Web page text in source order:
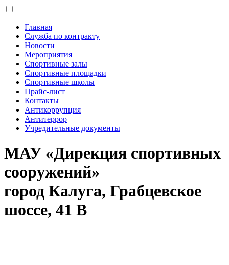
Главная
Служба по контракту
Новости
Мероприятия
Спортивные залы
Спортивные площадки
Спортивные школы
Прайс-лист
Контакты
Антикоррупция
Антитеррор
Учредительные документы
МАУ «Дирекция спортивных
сооружений»
город Калуга, Грабцевское
шоссе, 41 В